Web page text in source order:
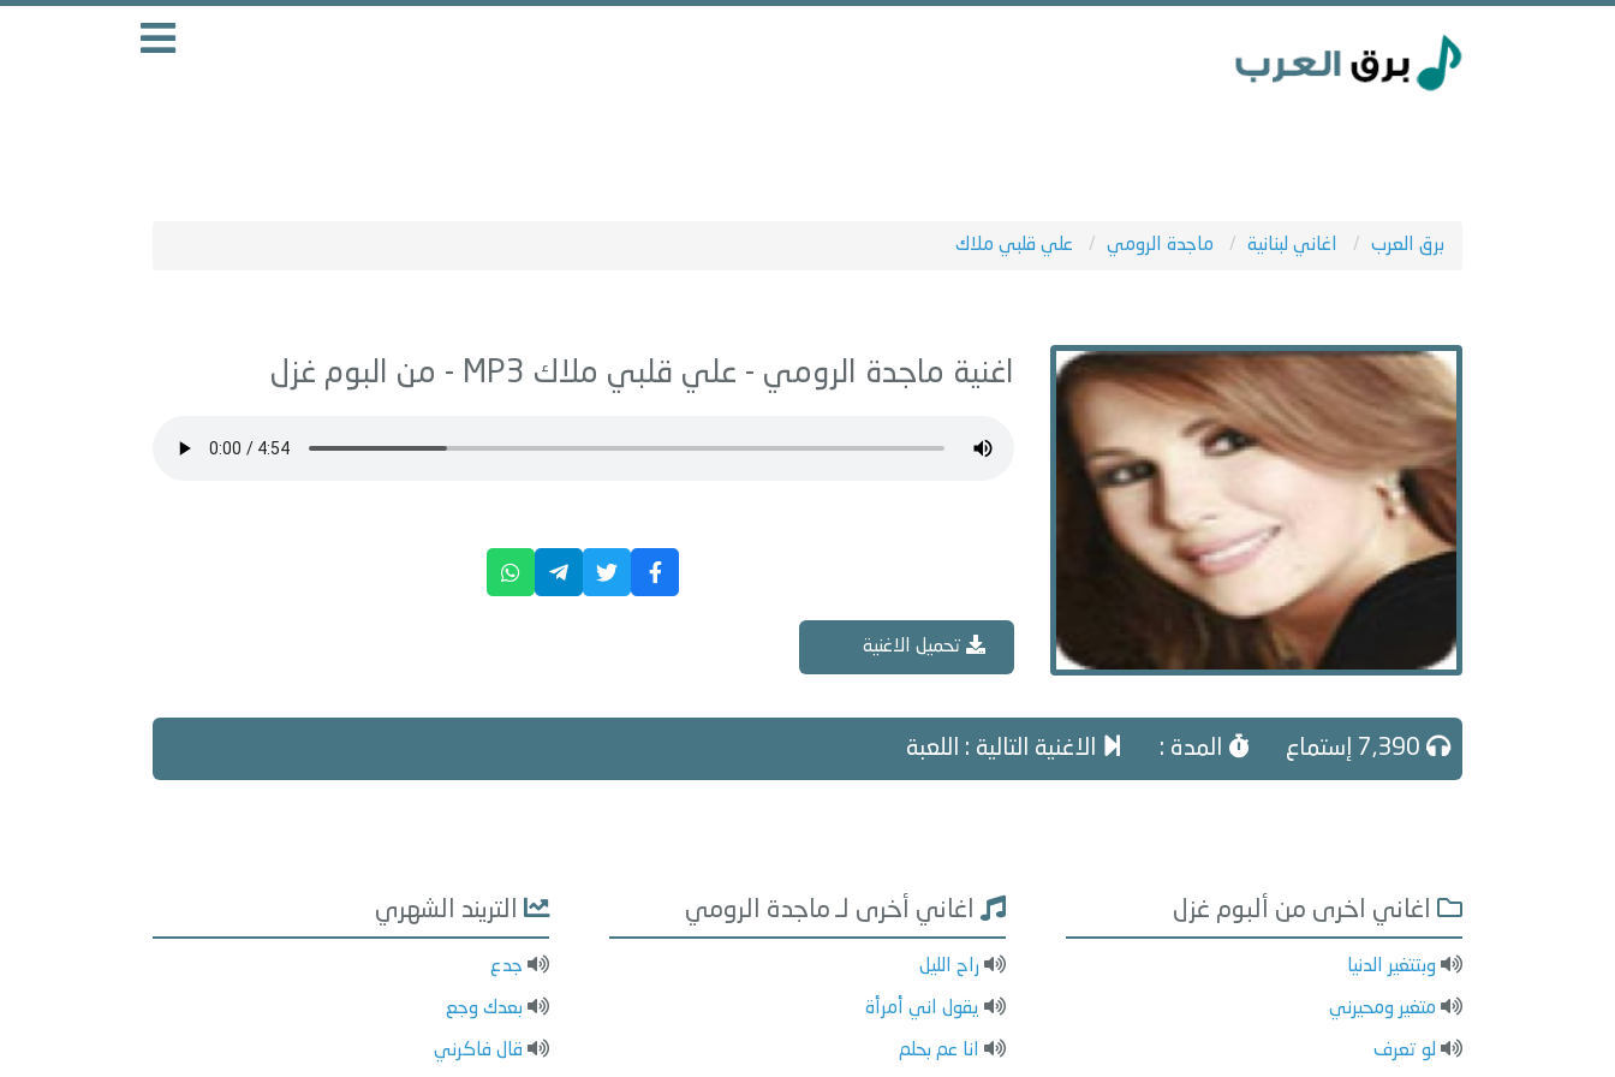
برق العرب اغاني لبنانية ماجدة الرومي علي قلبي ملاك
اغنية ماجدة الرومي - علي قلبي ملاك غزل
تحميل الاغنية
المدة : الاغنية التالية : اللعبة
اغاني اخرى من ألبوم غزل
وبتتغير الدنيا
متغير ومحيرني
لو تعرف
اغاني أخرى لـ ماجدة الرومي
راح الليل
يقول اني أمرأة
انا عم بحلم
التريند الشهري
جدع
بعدك وجع
قال فاكرني